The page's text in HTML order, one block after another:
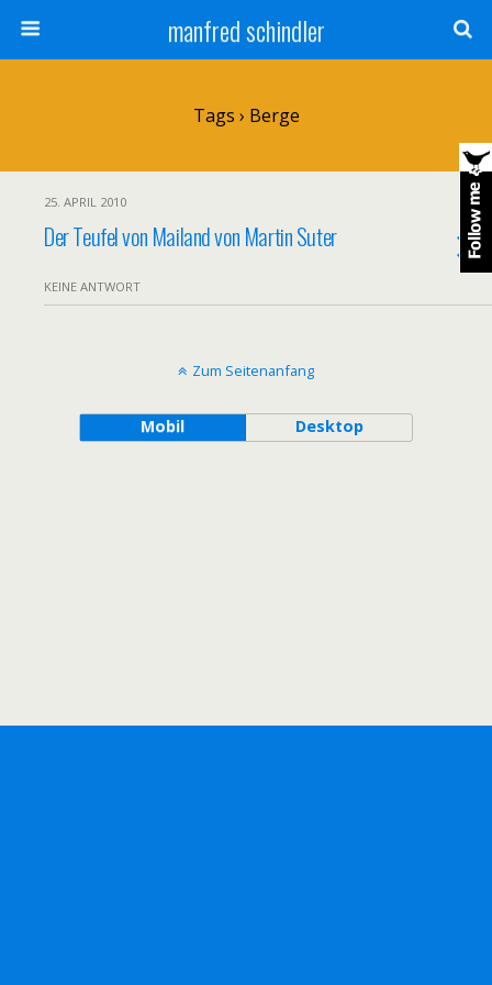
manfred schindler
Tags › Berge
25. APRIL 2010
Der Teufel von Mailand von Martin Suter
KEINE ANTWORT
Zum Seitenanfang
Mobil Desktop